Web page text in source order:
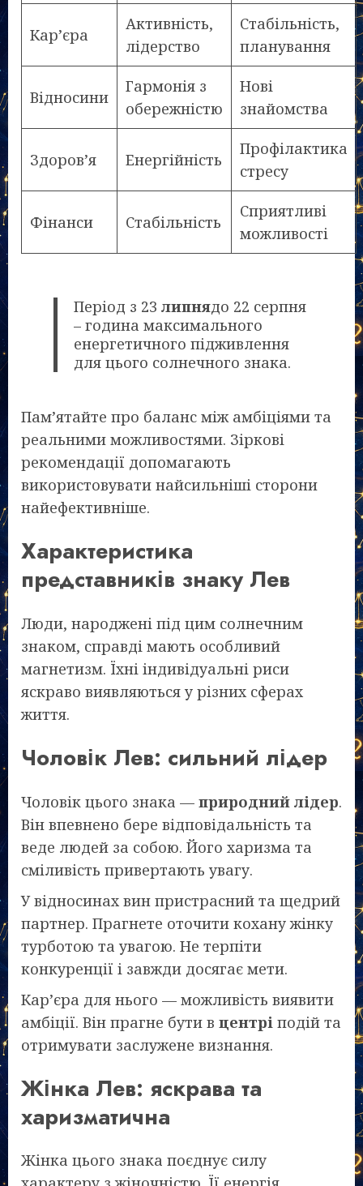
Кар’єра
Активність,
лідерство
Стабільність,
планування
Відносини
Гармонія з
обережністю
Нові
знайомства
Здоров’я Енергійність
Профілактика
стресу
Фінанси Стабільність
Сприятливі
можливості
Період з 23липнядо 22 серпня
– година максимального
енергетичного підживлення
для цього солнечного знака.
Пам’ятайте про баланс між амбіціями та
реальними можливостями. Зіркові
рекомендації допомагають
використовувати найсильніші сторони
найефективніше.
Характеристика
представників знаку Лев
Люди, народжені під цим солнечним
знаком, справді мають особливий
магнетизм. Їхні індивідуальні риси
яскраво виявляються у різних сферах
життя.
Чоловік Лев: сильний лідер
Чоловік цього знака — природний лідер.
Він впевнено бере відповідальність та
веде людей за собою. Його харизма та
сміливість привертають увагу.
У відносинах вин пристрасний та щедрий
партнер. Прагнете оточити кохану жінку
турботою та увагою. Не терпіти
конкуренції і завжди досягає мети.
Кар’єра для нього — можливість виявити
амбіції. Він прагне бути в центрі подій та
отримувати заслужене визнання.
Жінка Лев: яскрава та
харизматична
Жінка цього знака поєднує силу